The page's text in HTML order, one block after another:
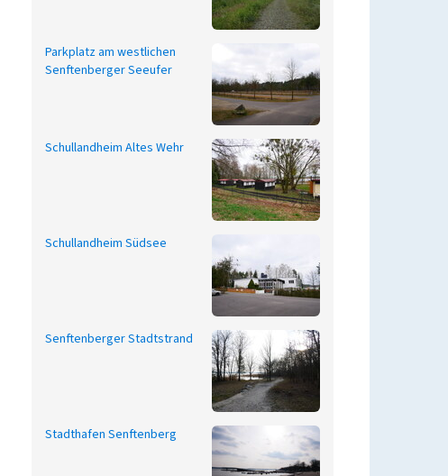
Parkplatz am westlichen
Senftenberger Seeufer
Schullandheim Altes Wehr
Schullandheim Südsee
Senftenberger Stadtstrand
Stadthafen Senftenberg